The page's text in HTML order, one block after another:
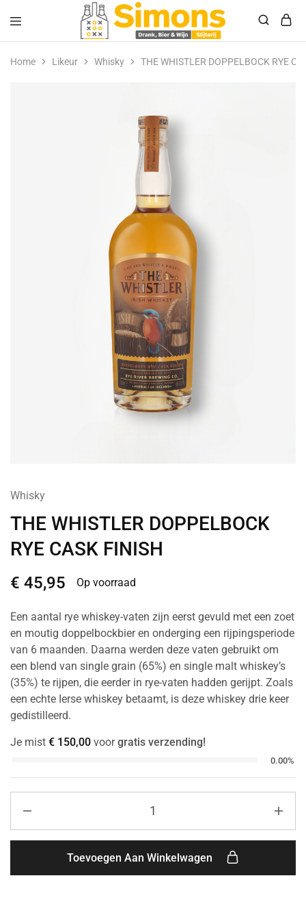
Simonsdrank.nl
Drank,
Bier
&
Home Likeur Whisky THE WHISTLER DOPPELBOCK RYE
Whisky
THE WHISTLER DOPPELBOCK
RYE CASK FINISH
€ 45,95 Op voorraad
Een aantal rye whiskey-vaten zijn eerst gevuld met een zoet
en moutig doppelbockbier en onderging een rijpingsperiode
van 6 maanden. Daarna werden deze vaten gebruikt om
een blend van single grain (65%) en single malt whiskey’s
(35%) te rijpen, die eerder in rye-vaten hadden gerijpt. Zoals
een echte Ierse whiskey betaamt, is deze whiskey drie keer
gedistilleerd.
Je mist € 150,00 voorgratis verzending!
0.00%
Toevoegen Aan Winkelwagen